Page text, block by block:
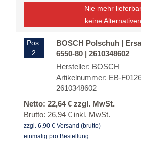
Nie mehr
keine Alternativen
Pos.
2
BOSCH Polschuh |
6550-80 | 2610348602
Hersteller: BOSCH
Artikelnummer: EB-
2610348602
Netto: 22,64 € zzgl. MwSt.
Brutto: 26,94 € inkl. MwSt.
zzgl. 6,90 € Versand (brutto)
einmalig pro Bestellung